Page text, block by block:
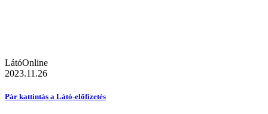
LátóOnline
2023.11.26
Pár kattintás a Látó-előfizetés